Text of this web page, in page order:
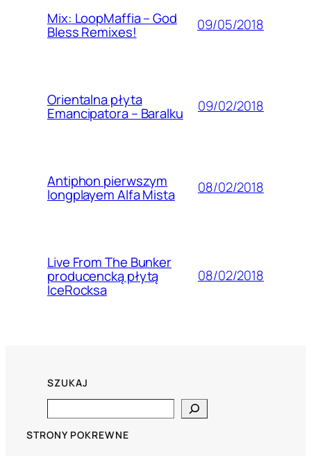
Mix: LoopMaffia – God
Bless Remixes! 09/05/2018
Orientalna płyta
Emancipatora – Baralku 09/02/2018
Antiphon pierwszym
longplayem Alfa Mista 08/02/2018
Live From The Bunker
producencką płytą
IceRocksa
08/02/2018
SZUKAJ
STRONY POKREWNE